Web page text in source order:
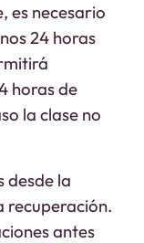
es necesario
24 horas
horas de
la clase no
desde la
recuperación.
antes